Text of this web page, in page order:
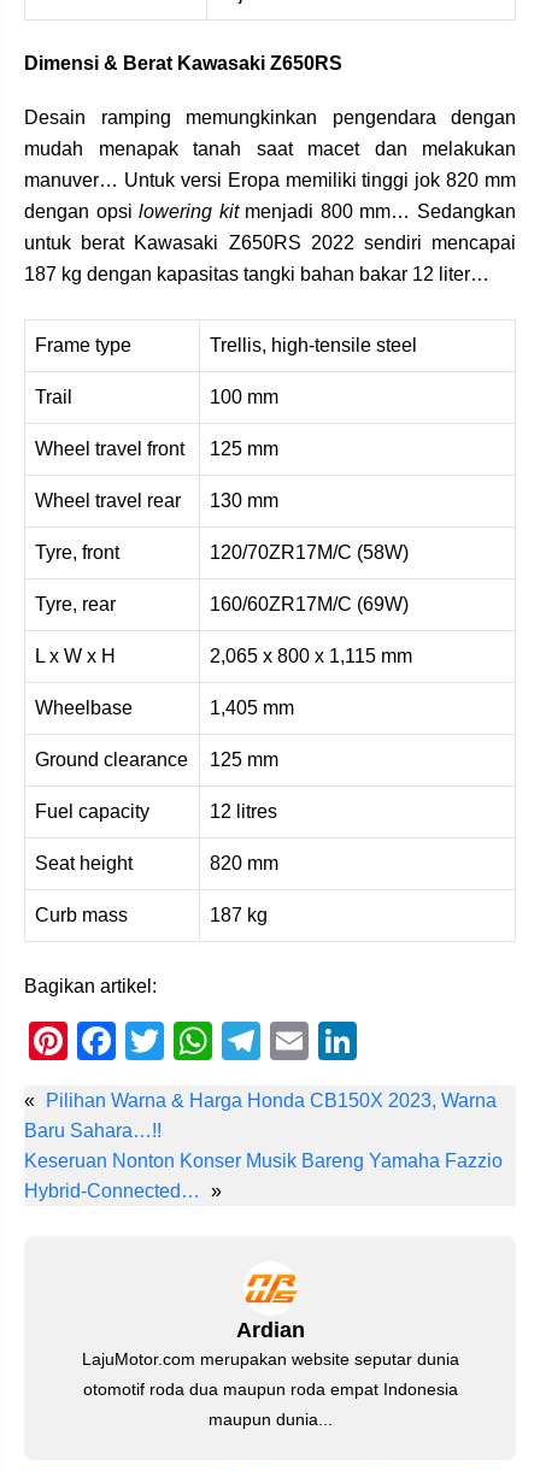
Dimensi & Berat Kawasaki Z650RS
Desain ramping memungkinkan pengendara dengan
mudah menapak tanah saat macet dan melakukan
manuver… Untuk versi Eropa memiliki tinggi jok 820 mm
dengan opsilowering kitmenjadi 800 mm… Sedangkan
untuk berat Kawasaki Z650RS 2022 sendiri mencapai
187 kg dengan kapasitas tangki bahan bakar 12 liter…
Frame type Trellis, high-tensile steel
Trail 100 mm
Wheel travel front 125 mm
Wheel travel rear 130 mm
Tyre, front 120/70ZR17M/C (58W)
Tyre, rear 160/60ZR17M/C (69W)
L x W x H 2,065 x 800 x 1,115 mm
Wheelbase 1,405 mm
Ground clearance 125 mm
Fuel capacity 12 litres
Seat height 820 mm
Curb mass 187 kg
Bagikan artikel:
Pi
er
e
st
F
c
e
b
T
tt
er
W
at
s
A
T
e
gr
E
ail k
e
«
Pilihan Warna & Harga Honda CB150X 2023, Warna
Baru Sahara…!!
Keseruan Nonton Konser Musik Bareng Yamaha Fazzio
Hybrid-Connected…
»
Ardian
LajuMotor.com merupakan website seputar dunia
otomotif roda dua maupun roda empat Indonesia
maupun dunia...